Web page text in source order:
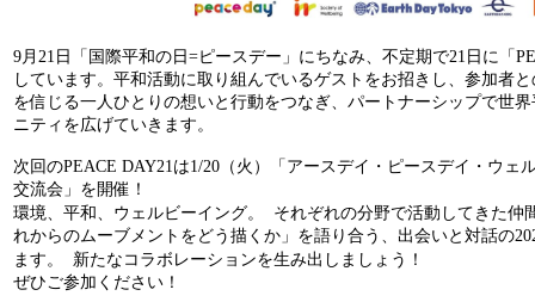
9月21日「国際平和の日=ピースデー」にちなみ、不定期で21日に「
しています。平和活動に取り組んでいるゲストをお招きし、参加者
を信じる一人ひとりの想いと行動をつなぎ、パートナーシップで世
ニティを広げていきます。
次回のPEACE DAY21は1/20（火）「アースデイ・ピースデイ・ウェ
交流会」を開催！
環境、平和、ウェルビーイング。 それぞれの分野で活動してきた仲
れからのムーブメントをどう描くか」を語り合う、出会いと対話の
ます。 新たなコラボレーションを生み出しましょう！
ぜひご参加ください！